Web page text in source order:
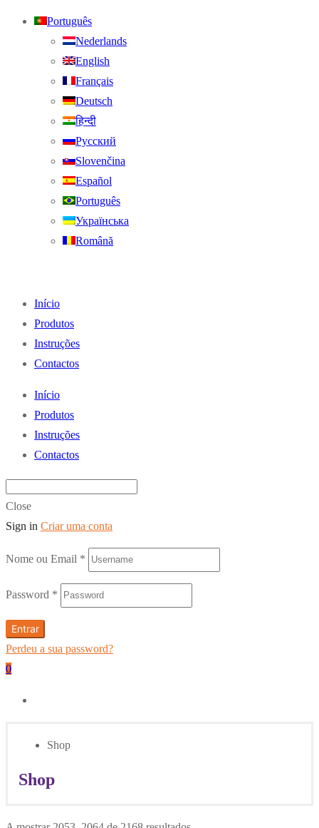
Português
Nederlands
English
Français
Deutsch
हिन्दी
Русский
Slovenčina
Español
Português
Українська
Română
Início
Produtos
Instruções
Contactos
Início
Produtos
Instruções
Contactos
Close
Sign in Criar uma conta
Nome ou Email *
Password *
Entrar
Perdeu a sua password?
0
Shop
Shop